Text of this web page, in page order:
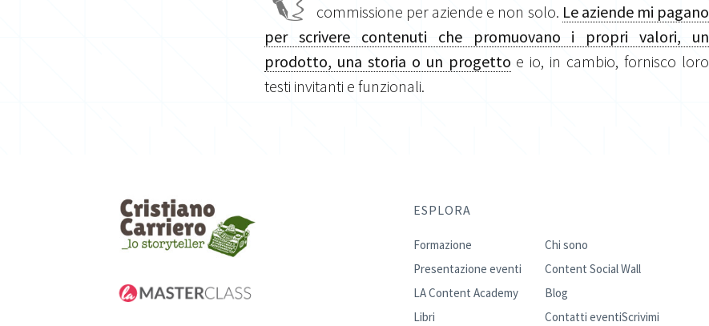
commissione per aziende e non solo. Le aziende mi pagano
per scrivere contenuti che promuovano i propri valori, un
prodotto, una storia o un progetto e io, in cambio, fornisco loro
testi invitanti e funzionali.
ESPLORA
Formazione
Presentazione eventi
LA Content Academy
Libri
Chi sono
Content Social Wall
Blog
Contatti eventiScrivimi